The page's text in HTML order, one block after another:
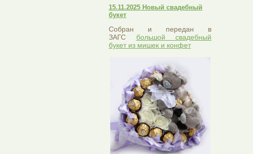
15.11.2025 Новый свадебный
букет
Собран и передан в
ЗАГС большой свадебный
букет из мишек и конфет